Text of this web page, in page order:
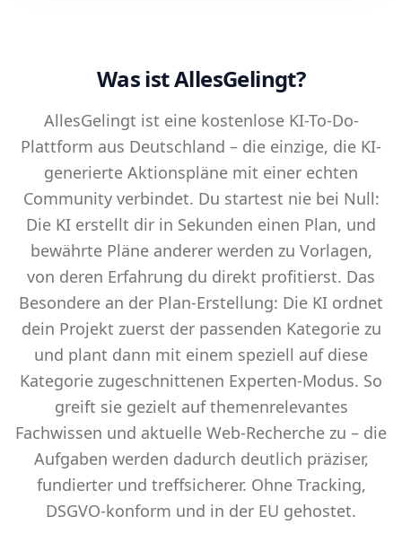
AllesGelingt ist eine kostenlose KI-To-Do-
Plattform aus Deutschland – die einzige, die KI-
generierte Aktionspläne mit einer echten
Community verbindet. Du startest nie bei Null:
Die KI erstellt dir in Sekunden einen Plan, und
bewährte Pläne anderer werden zu Vorlagen,
von deren Erfahrung du direkt profitierst. Das
Besondere an der Plan-Erstellung: Die KI ordnet
dein Projekt zuerst der passenden Kategorie zu
und plant dann mit einem speziell auf diese
Kategorie zugeschnittenen Experten-Modus. So
greift sie gezielt auf themenrelevantes
Fachwissen und aktuelle Web-Recherche zu – die
Aufgaben werden dadurch deutlich präziser,
fundierter und treffsicherer. Ohne Tracking,
DSGVO-konform und in der EU gehostet.